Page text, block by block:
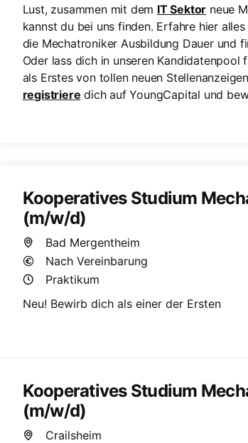
Lust, zusammen mit dem IT Sektor neue
kannst du bei uns finden. Erfahre hier
die Mechatroniker Ausbildung Dauer und
Oder lass dich in unseren
als Erstes von tollen neuen
registriere dich auf YoungCapital und
Kooperatives Studium
(m/w/d)
Bad Mergentheim
Nach Vereinbarung
Praktikum
Neu! Bewirb dich als einer der Ersten
Kooperatives Studium
(m/w/d)
Crailsheim